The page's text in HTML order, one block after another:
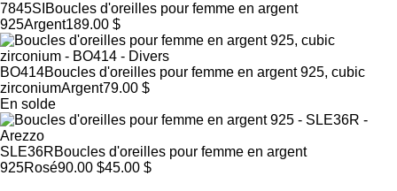
7845SI Boucles d'oreilles pour femme en argent
925Argent189.00 $
BO414Boucles d'oreilles pour femme en argent 925, cubic
zirconiumArgent79.00 $
En solde
SLE36RBoucles d'oreilles pour femme en argent
925Rosé90.00 $45.00 $